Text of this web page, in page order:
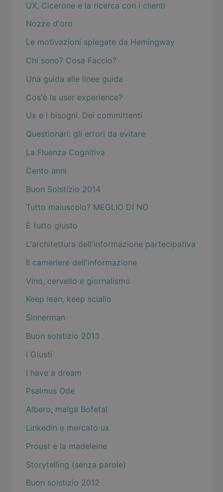
UX, Cicerone e la ricerca con i clienti
Nozze d'oro
Le motivazioni spiegate da Hemingway
Chi sono? Cosa Faccio?
Una guida alle linee guida
Cos'è la user experience?
Ux e i bisogni. Dei committenti
Questionari: gli errori da evitare
La Fluenza Cognitiva
Cento anni
Buon Solstizio 2014
Tutto maiuscolo? MEGLIO DI NO
È tutto giusto
L'architettura dell'informazione partecipativa
Il cameriere dell'informazione
Vino, cervello e giornalismo
Keep lean, keep sciallo
Sinnerman
Buon solstizio 2013
I Giusti
I have a dream
Psalmus Ode
Albero, malga Bofetal
Linkedin e mercato ux
Proust e la madeleine
Storytelling (senza parole)
Buon solstizio 2012